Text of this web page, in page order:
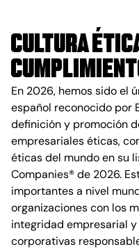
CULTURA
En 2026, hemos sido el
español reconocido por
definición y promoción
empresariales éticas,
éticas del mundo en su
Companies® de 2026.
importantes a nivel
organizaciones con los
integridad empresarial
corporativas